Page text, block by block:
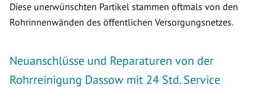
Diese unerwünschten Partikel stammen oftmals von den
Rohrinnenwänden des öffentlichen Versorgungsnetzes.
Neuanschlüsse und Reparaturen von der
Rohrreinigung Dassow mit 24 Std. Service